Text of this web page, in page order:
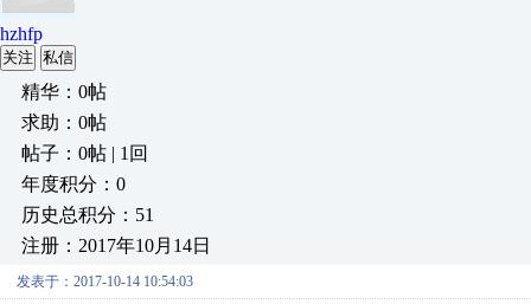
hzhfp
关注 私信
精华：0帖
求助：0帖
帖子：0帖 | 1回
年度积分：0
历史总积分：51
注册：2017年10月14日
发表于：2017-10-14 10:54:03